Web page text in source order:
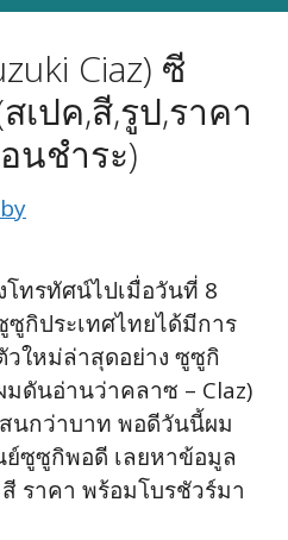
Ciaz) ซี
เปค,สี,รูป,ราคา
นชำระ)
ทรทัศน์ไปเมื่อวันที่ 8
กิประเทศไทยได้มีการ
ใหม่ล่าสุดอย่าง ซูซูกิ
มดันอ่านว่าคลาซ – Claz)
นกว่าบาท พอดีวันนี้ผม
ซูซูกิพอดี เลยหาข้อมูล
ราคา พร้อมโบรชัวร์มา